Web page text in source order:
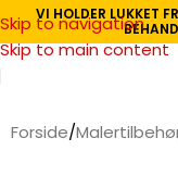
Skip to navigation
Skip to main content
VI HOLDER LUKKET
Forside/